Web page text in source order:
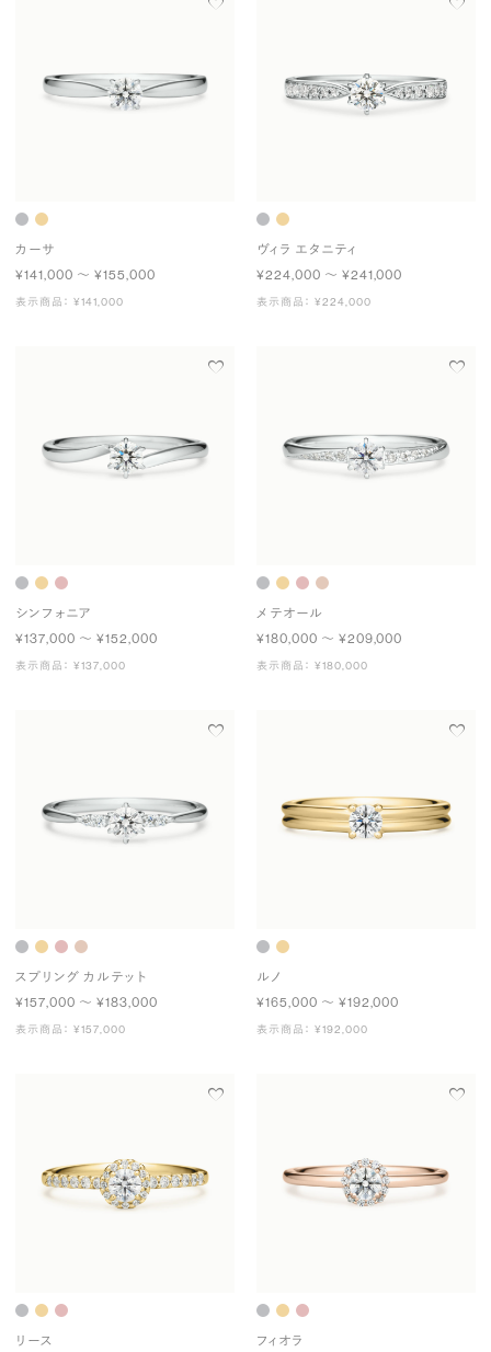
カーサ
¥141,000 〜 ¥155,000
表示商品： ¥141,000
ヴィラ エタニティ
¥224,000 〜 ¥241,000
表示商品： ¥224,000
シンフォニア
¥137,000 〜 ¥152,000
表示商品： ¥137,000
メテオール
¥180,000 〜 ¥209,000
表示商品： ¥180,000
スプリング カルテット
¥157,000 〜 ¥183,000
表示商品： ¥157,000
ルノ
¥165,000 〜 ¥192,000
表示商品： ¥192,000
リース
フィオラ